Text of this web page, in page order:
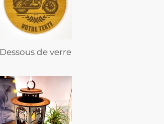
Dessous de verre